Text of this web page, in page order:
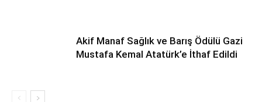
Akif Manaf Sağlık ve Barış Ödülü Gazi
Mustafa Kemal Atatürk’e İthaf Edildi